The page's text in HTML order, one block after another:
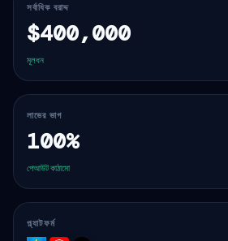
সর্বাধিক বরাদ্দ
$400,000
মূলধন
লাভের ভাগ
100%
পেআউট কাঠামো
প্ল্যাটফর্ম